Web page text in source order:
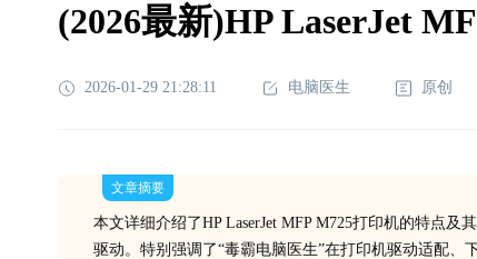
(2026最新)HP LaserJet
2026-01-29 21:28:11 电脑医生 原创
文章摘要
本文详细介绍了HP LaserJet MFP M725打印机的特点
驱动。特别强调了“毒霸电脑医生”在打印机驱动适配、